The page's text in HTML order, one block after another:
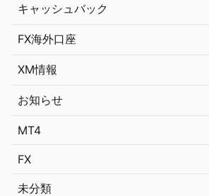
キャッシュバック
FX海外口座
XM情報
お知らせ
MT4
FX
未分類